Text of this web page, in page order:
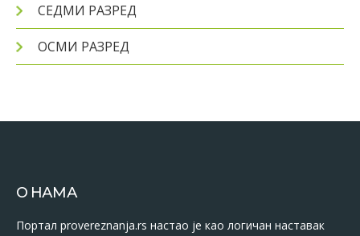
СЕДМИ РАЗРЕД
ОСМИ РАЗРЕД
О НАМА
Портал provereznanja.rs настао је као логичан наставак